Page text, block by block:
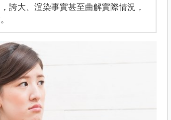
誇大、渲染事實甚至曲解實際情況，